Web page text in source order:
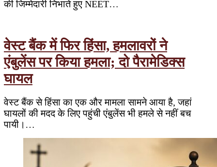
की जिम्मेदारी निभाते हुए NEET…
वेस्ट बैंक में फिर हिंसा, हमलावरों ने
एंबुलेंस पर किया हमला; दो पैरामेडिक्स
घायल
वेस्ट बैंक से हिंसा का एक और मामला सामने आया है, जहां
घायलों की मदद के लिए पहुंची एंबुलेंस भी हमले से नहीं बच
पायी।…